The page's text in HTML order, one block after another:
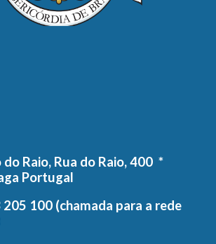
do Raio, Rua do Raio, 400 *
Portugal
100 (chamada para a rede